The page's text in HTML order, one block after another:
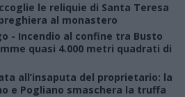
le reliquie di Santa Teresa
al monastero
- Incendio al confine tra Busto
quasi 4.000 metri quadrati di
all’insaputa del proprietario: la
e Pogliano smaschera la truffa